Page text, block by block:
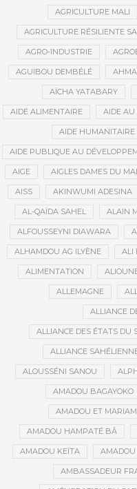
AGRICULTURE MALI
AGRICULTURE RÉSILIENTE
AGRO-INDUSTRIE
AGUIBOU DEMBÉLÉ
AÏCHA YATABARY
AIDE ALIMENTAIRE AIDE AU
AIDE HUMANITAIRE
AIDE PUBLIQUE AU
AIGE AIGLES DAMES DU
AISS AKINWUMI ADESINA
AL-QAÏDA SAHEL ALAIN
ALFOUSSEYNI DIAWARA
ALHAMDOU AG ILYÈNE ALI
ALIMENTATION
ALLEMAGNE
ALLIANCE
ALLIANCE DES ÉTATS DU
ALLIANCE
ALOUSSÉNI SANOU
AMADOU BAGAYOKO
AMADOU ET MARIAM
AMADOU HAMPATÉ BÂ
AMADOU KEÏTA AMADOU
AMBASSADEUR